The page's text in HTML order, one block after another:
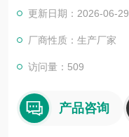
更新日期：2026-06-29
厂商性质：生产厂家
访问量：509
产品咨询